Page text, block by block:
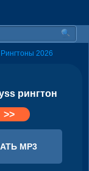
2026
рингтон
>>
MP3